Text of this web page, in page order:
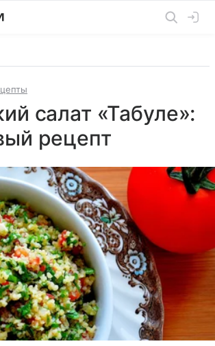
салат «Табуле»:
рецепт